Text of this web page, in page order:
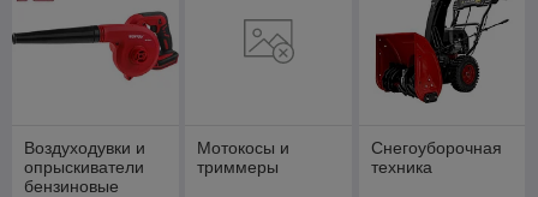
Воздуходувки и
опрыскиватели
бензиновые
Мотокосы и
триммеры
Снегоуборочная
техника